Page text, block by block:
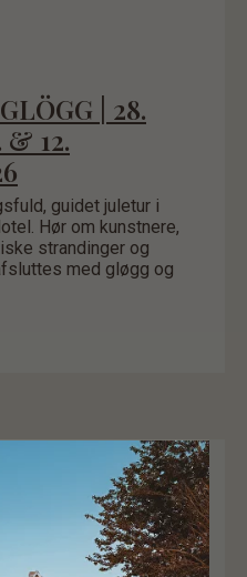
| 28.
& 12.
guidet juletur i
Hør om kunstnere,
strandinger og
med gløgg og